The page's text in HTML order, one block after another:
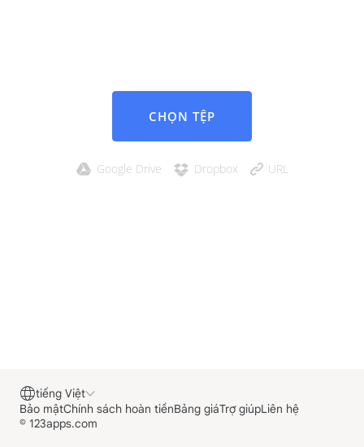
CHỌN TỆP
Google Drive Dropbox URL
© 123apps.com
Bảo mậtChính sách hoàn tiềnBảng giáTrợ giúpLiên hệ
tiếng Việt